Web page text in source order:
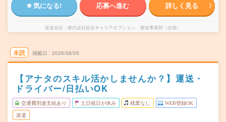
気になる! 応募へ進む 詳しく見る
派遣会社 株式会社綜合キャリアオプション 製造事業部（全国）
未読 掲載日 2026/08/05
【アナタのスキル活かしませんか？】運送・
ドライバー/日払いOK
交通費別途支給あり 土日祝日が休み 残業なし WEB登録OK
派遣